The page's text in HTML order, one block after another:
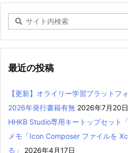
最近の投稿
【更新】オライリー学習プラットフ
2026年発行書籍有無 2026年7月20日
HHKB Studio専用キートップセット
メモ「Icon Composer ファイルを
る」
2026年4月17日